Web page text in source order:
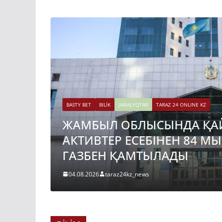
BASTY BET BILİK JAŃALYQTAR TARAZ 24 ONLINE KZ
ЖАМБЫЛ ОБЛЫСЫНДА
АКТИВТЕР ЕСЕБІНЕН 84
ГАЗБЕН ҚАМТЫЛАДЫ
04.08.2026 taraz24kz_news
BASTY BET
TARAZ 24 ONLINE KZ